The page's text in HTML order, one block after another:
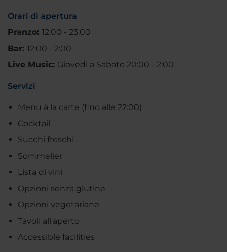
Orari di apertura
Pranzo: 12:00 - 23:00
Bar: 12:00 - 2:00
Live Music: Giovedì a Sabato 20:00 - 2:00
Servizi
Menu à la carte (fino alle 22:00)
Cocktail
Succhi freschi
Sommelier
Lista di vini
Opzioni senza glutine
Opzioni vegetariane
Tavoli all'aperto
Accessible facilities